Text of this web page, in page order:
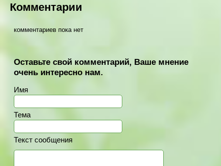
Комментарии
комментариев пока нет
Оставьте свой комментарий, Ваше мнение
очень интересно нам.
Имя
Тема
Текст сообщения